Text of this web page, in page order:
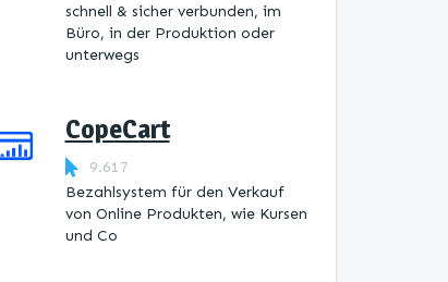
schnell & sicher verbunden, im
Büro, in der Produktion oder
unterwegs
CopeCart
9.617
Bezahlsystem für den Verkauf
von Online Produkten, wie Kursen
und Co